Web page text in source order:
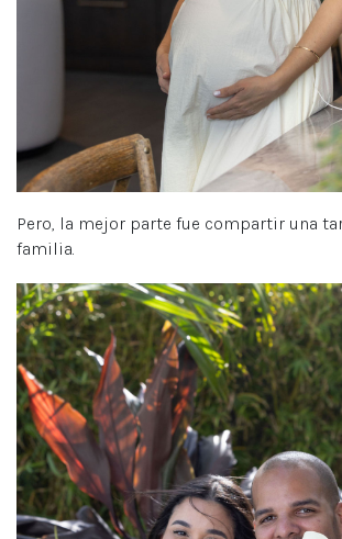
Pero, la mejor parte fue compartir una
familia.